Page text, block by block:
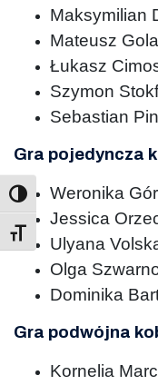
Toggle Font size
Maksymilian
Mateusz
Łukasz
Szymon
Sebastian
Gra pojedyncza
Weronika
Jessica
Ulyana
Olga
Dominika
Gra podwójna
Kornelia